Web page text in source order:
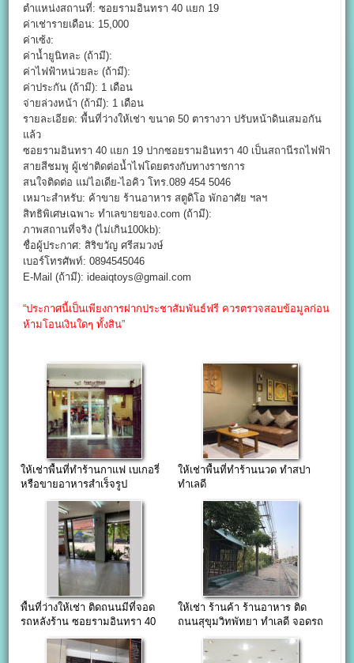
ตำแหน่งสถานที่: ซอยรามอินทรา 40 แยก 19
ค่าเช่ารายเดือน: 15,000
ค่าเซ้ง:
ค่าน้ำยูนิทละ (ถ้ามี):
ค่าไฟฟ้าหน่วยละ (ถ้ามี):
ค่าประกัน (ถ้ามี): 1 เดือน
จ่ายล่วงหน้า (ถ้ามี): 1 เดือน
รายละเอียด: พื้นที่ว่างให้เช่า ขนาด 50 ตารางวา ปรับหน้าดินเสมอกัน
แล้ว
ซอยรามอินทรา 40 แยก 19 ปากซอยรามอินทรา 40 เป็นสถานีรถไฟฟ้า
สายสีชมพู ผู้เช่าติดต่อน้ำไฟโดยตรงกับทางราชการ
สนใจติดต่อ แม่ไอเดีย-ไอคิว โทร.089 454 5046
เหมาะสำหรับ: ค้าขาย ร้านอาหาร สตูดิโอ พักอาศัย ฯลฯ
สิทธิพิเศษเฉพาะ ทำเลขายของ.com (ถ้ามี):
ภาพสถานที่จริง (ไม่เกิน100kb):
ชื่อผู้ประกาศ: สิริขวัญ ศรีสมวงษ์
เบอร์โทรศัพท์: 0894545046
E-Mail (ถ้ามี): ideaiqtoys@gmail.com
“ประกาศนี้เป็นเพียงการฝากประชาสัมพันธ์ฟรี ควรตรวจสอบข้อมูลก่อน
ห้ามโอนเงินใดๆ ทั้งสิน”
ให้เช่าพื้นที่ทำร้านกาแฟ เบเกอรี่
หรือขายอาหารสำเร็จรูป
ให้เช่าพื้นที่ทำร้านนวด ทำสปา
ทำเลดี
พื้นที่ว่างให้เช่า ติดถนนมีที่จอด
รถหลังร้าน ซอยรามอินทรา 40
ให้เช่า ร้านค้า ร้านอาหาร ติด
ถนนสุขุมวิทพัทยา ทำเลดี จอดรถ
สะดวก Pattaya